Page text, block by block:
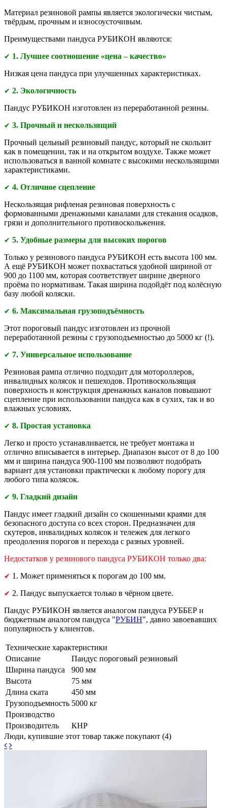
Материал резиновой рампы является экологически чистым,
твёрдым, прочным и износоусточивым.
Преимуществами пандуса РУБИКОН являются:
✔ 1. Лучшее соотношение «цена – качество»
Низкая цена пандуса при улучшенных характеристиках.
✔ 2. Экологичность
Пандус РУБИКОН изготовлен из переработанной резины.
✔ 3. Прочный и нескользящий
Прочный цельный резиновый пандус, который не скользит
как в помещении, так и на открытом воздухе. Также может
использоваться в ванной комнате с высокими нескользящими
характеристиками.
✔ 4. Отличное сцепление
Нескользящая рифленая резиновая поверхность с
формованными дренажными каналами для стекания осадков,
грязи и дополнительного противоскольжения.
✔ 5. Удобные размеры для высоких порогов
Только у резинового пандуса РУБИКОН есть высота 100 мм.
А ещё РУБИКОН может похвастаться удобной шириной от
900 до 1100 мм, которая соответствует ширине дверного
проёма по нормативам. Такая ширина подойдёт под колёсную
базу любой коляски.
✔ 6. Максимальная грузоподъёмность
Этот пороговый пандус изготовлен из прочной
переработанной резины с грузоподъемностью до 5000 кг (!).
✔ 7. Универсальное использование
Резиновая рампа отлично подходит для мотороллеров,
инвалидных колясок и пешеходов. Противоскользящая
поверхность и конструкция дренажных каналов повышают
сцепление при использовании пандуса как в сухих, так и во
влажных условиях.
✔ 8. Простая установка
Легко и просто устанавливается, не требует монтажа и
отлично вписывается в интерьер. Диапазон высот от 8 до 100
мм и ширина пандуса 900-1100 мм позволяют подобрать
вариант для установки практически к любому порогу для
любого типа колясок.
✔ 9. Гладкий дизайн
Пандус имеет гладкий дизайн со скошенными краями для
безопасного доступа со всех сторон. Предназначен для
скутеров, инвалидных колясок и тележек для легкого
преодоления порогов и перехода с разных уровней.
Недостатков у резинового пандуса РУБИКОН только два:
✔ 1. Может применяться к порогам до 100 мм.
✔ 2. Пандус выпускается только в чёрном цвете.
Пандус РУБИКОН является аналогом пандуса РУББЕР и
бюджетным аналогом пандуса "РУБИН", давно завоевавших
популярность у клиентов.
Технические характеристики
Описание
Пандус пороговый резиновый
Ширина пандуса
900 мм
Высота
75 мм
Длина ската
450 мм
Грузоподъемность 5000 кг
Производство
Производитель
КНР
Люди, купившие этот товар также покупают (4)